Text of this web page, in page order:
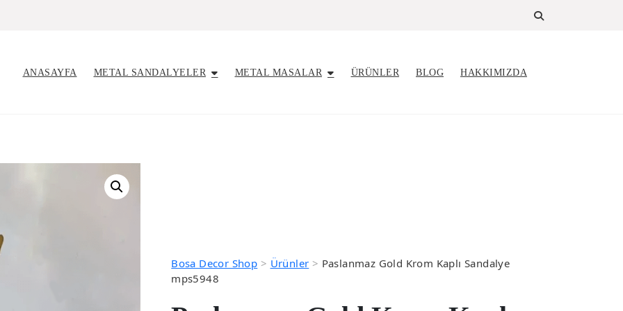
ANASAYFA METAL SANDALYELER METAL MASALAR ÜRÜNLER BLOG HAKKIMIZDA
Bosa Decor Shop > Ürünler > Paslanmaz Gold Krom Kaplı Sandalye
mps5948